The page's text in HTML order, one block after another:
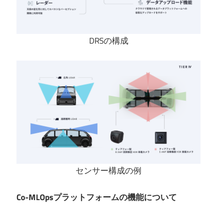
DRSの構成
センサー構成の例
Co-MLOpsプラットフォームの機能について